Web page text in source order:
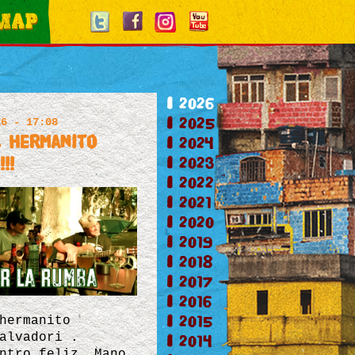
2026
2025
2024
2023
2022
2021
2020
2019
2018
2017
2016
2015
2014
- 17:08
hermanito
.